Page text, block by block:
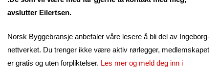
avslutter Eilertsen.
Norsk Byggebransje anbefaler våre lesere å bli del av Ingeborg-
nettverket. Du trenger ikke være aktiv rørlegger, medlemskapet
er gratis og uten forpliktelser. Les mer og meld deg inn i